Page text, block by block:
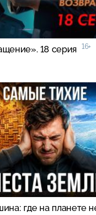
18 серия 16+
где на планете